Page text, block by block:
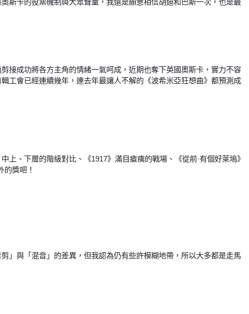
接成功將各方主角的情緒一氣呵成，近期也奪下英國奧斯卡，實力不容
工會已經連續幾年，連去年最讓人不解的《波希米亞狂想曲》都預測成
、下層的階級對比、《1917》滿目瘡痍的戰場、《從前·有個好萊塢》
獎吧！
」與「混音」的差異，但我認為仍有些許模糊地帶，所以大多都是走馬